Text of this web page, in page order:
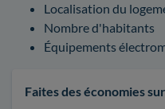
Localisation du
Nombre d'habitants
Équipements
Faites des économies